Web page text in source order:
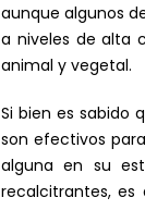
aunque algunos
a niveles de alta
animal y vegetal.
Si bien es sabido
son efectivos
alguna en su
recalcitrantes,